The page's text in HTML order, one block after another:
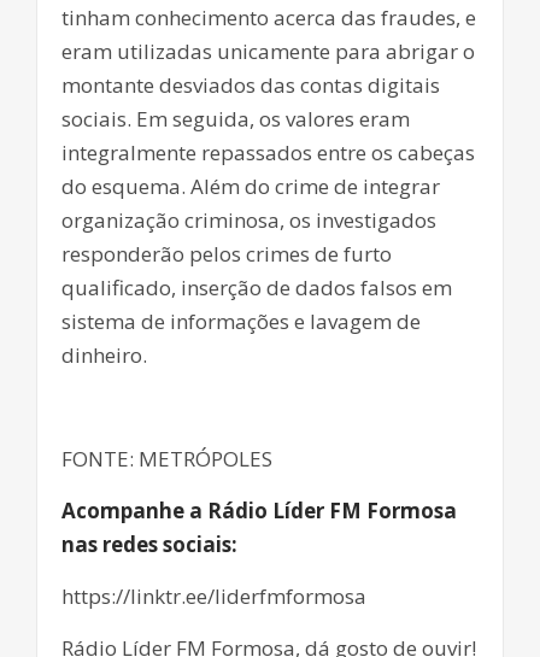
tinham conhecimento acerca das fraudes, e
eram utilizadas unicamente para abrigar o
montante desviados das contas digitais
sociais. Em seguida, os valores eram
integralmente repassados entre os cabeças
do esquema. Além do crime de integrar
organização criminosa, os investigados
responderão pelos crimes de furto
qualificado, inserção de dados falsos em
sistema de informações e lavagem de
dinheiro.
FONTE: METRÓPOLES
Acompanhe a Rádio Líder FM Formosa
nas redes sociais:
https://linktr.ee/liderfmformosa
Rádio Líder FM Formosa, dá gosto de ouvir!